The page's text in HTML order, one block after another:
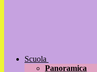
Scuola
Panoramica